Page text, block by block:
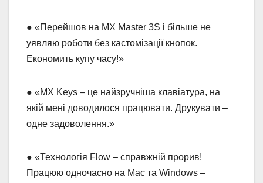
● «Перейшов на MX Master 3S і більше не
уявляю роботи без кастомізації кнопок.
Економить купу часу!»
● «MX Keys – це найзручніша клавіатура, на
якій мені доводилося працювати. Друкувати –
одне задоволення.»
● «Технологія Flow – справжній прорив!
Працюю одночасно на Mac та Windows –